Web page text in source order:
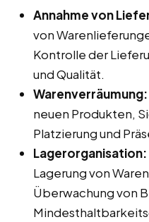
Annahme von
von
Kontrolle der
und Qualität.
Warenverräumung:
neuen Produkten,
Platzierung und
Lagerorganisation:
Lagerung von
Überwachung von